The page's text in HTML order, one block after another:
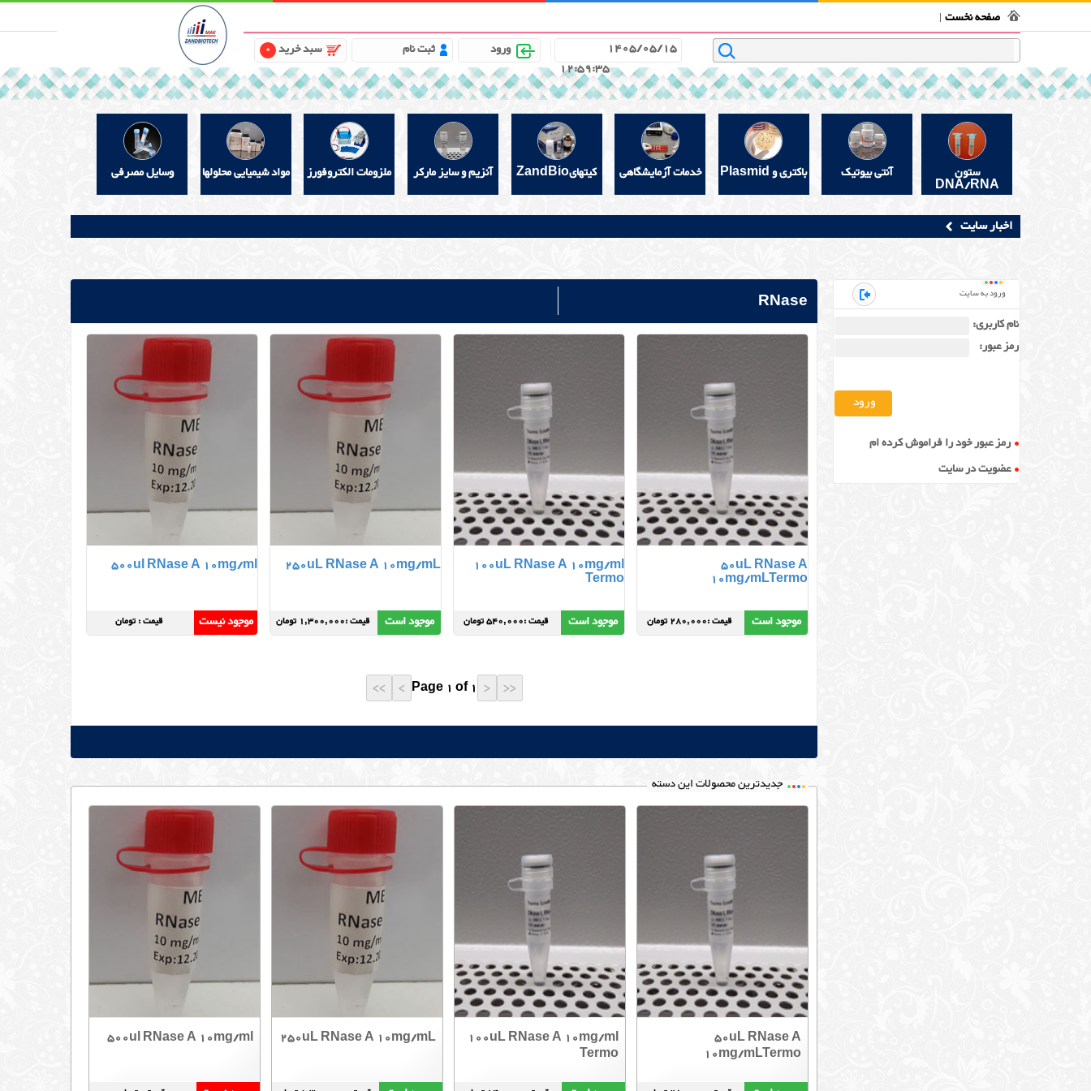
صفحه نخست
1405/05/15
12:59:35
ورود ثبت نام سبد خرید 0
ستون
DNA/RNA
آنتی بیوتیک باکتری و Plasmid خدمات آزمایشگاهی کیتهایZandBio آنزیم و سایز مارکر ملزومات الکتروفورز مواد شیمیایی محلولها وسایل مصرفی
اخبار سایت
RNase
50uL RNase A
10mg/mLTermo
موجود است
قیمت :280,000 تومان
100uL RNase A 10mg/ml
Termo
موجود است
قیمت :540,000 تومان
250uL RNase A 10mg/mL
موجود است قیمت :1,300,000 تومان
500ul RNase A 10mg/ml
موجود نیست قیمت : تومان
Page 1 of 1
جدیدترین محصولات این دسته
50uL RNase A
10mg/mLTermo
100uL RNase A 10mg/ml
Termo
250uL RNase A 10mg/mL
500ul RNase A 10mg/ml
ورود به سایت
نام کاربری:
رمز عبور:
رمز عبور خود را فراموش کرده ام
عضویت در سایت